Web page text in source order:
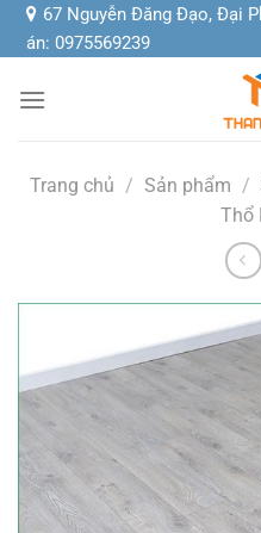
Chuyển
đến
dung
67 Nguyễn Đăng Đạo, Đại
án: 0975569239
Trang chủ / Sản phẩm /
Thổ